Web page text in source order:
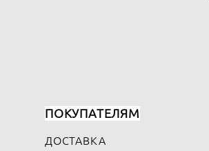
ПОКУПАТЕЛЯМ
ДОСТАВКА